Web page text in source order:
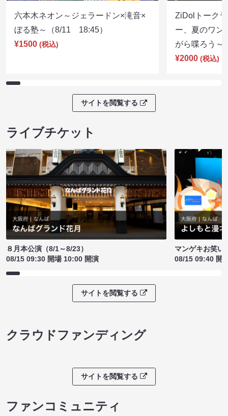
六本木ネオン～ジェラードン×滝音×
ぼる塾～（8/11 18:45）
¥1500 (税込)
ZiDolトーク
ー、夏のワン
がら喋ろう
¥2000 (税込)
サイトを閲覧する
ライブチケット
８月本公演（8/1～8/23）
08/15 09:30 開場 10:00 開演
マンゲキお笑い
08/15 09:40 開
サイトを閲覧する
クラウドファンディング
サイトを閲覧する
ファンコミュニティ